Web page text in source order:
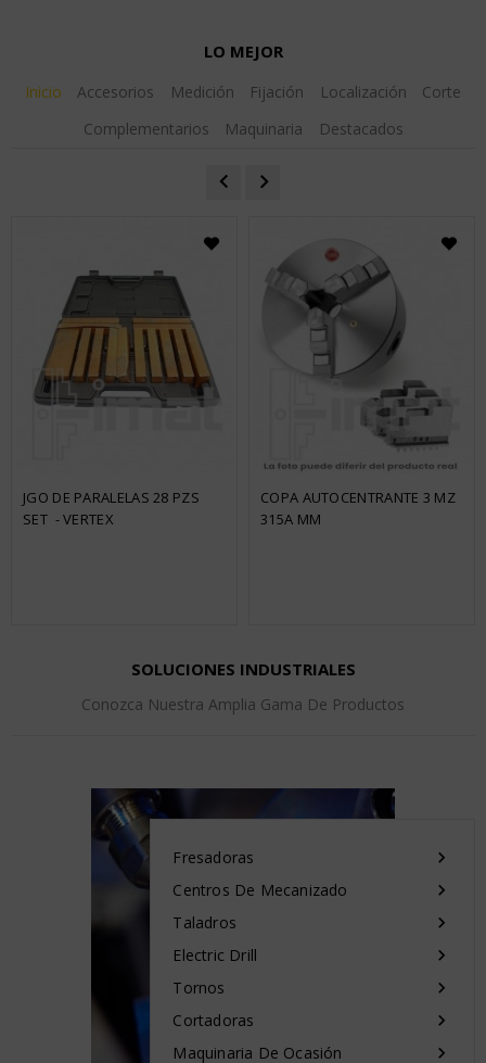
LO MEJOR
Inicio Accesorios Medición Fijación Localización
Corte
Complementarios
Maquinaria Destacados
JGO DE PARALELAS 28 PZS
SET  - VERTEX
COPA AUTOCENTRANTE 3 MZ
315A MM
SOLUCIONES INDUSTRIALES
Conozca Nuestra Amplia Gama De Productos
Fresadoras 
Centros De Mecanizado 
Taladros 
Electric Drill 
Tornos 
Cortadoras 
Maquinaria De Ocasión 